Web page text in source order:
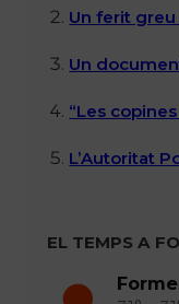
Un ferit greu
Un
“Les
L’Autoritat
EL TEMPS A